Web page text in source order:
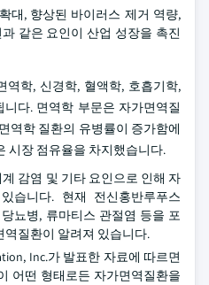
대, 향상된 바이러스 제거 역량,
같은 요인이 산업 성장을 촉진
학, 신경학, 혈액학, 호흡기학,
다. 면역학 부문은 자가면역질
역학 질환의 유병률이 증가함에
시장 점유율을 차지했습니다.
감염 및 기타 요인으로 인해 자
습니다. 현재 전신홍반루푸스
당뇨병, 류마티스 관절염 등을 포
역질환이 알려져 있습니다.
Inc.가 발표한 자료에 따르면
어떤 형태로든 자가면역질환을